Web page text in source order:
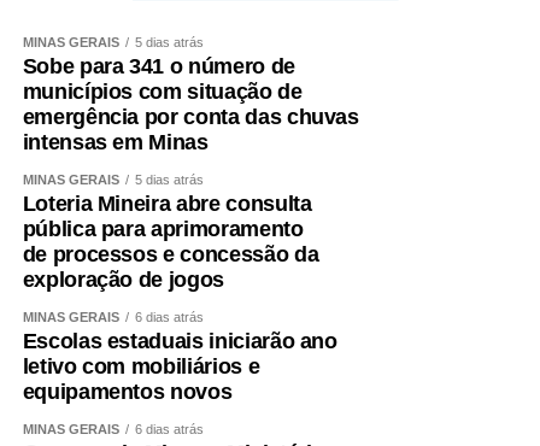
Rua Guaicuí, 700 – Luxemburgo
Rua Viçosa, 572 – São Pedro
Rua Turquesa, 721 – Prado
Av. Nossa Sra. do Carmo, 1900 – Sion
Av. Raja Gabáglia, 3600 – Estoril
Av. Prof. Mário Werneck, 1.500 – Buritis
Av. Santa Rosa, 846 – Pampulha
Av. Tancredo Neves, 2700 – Castelo
Av. Cristiano Machado, 2130 – Cidade Nova
MINAS GERAIS 5 dias atrás
Sobe para 341 o número de
municípios com situação de
emergência por conta das chuvas
intensas em Minas
MINAS GERAIS 5 dias atrás
Loteria Mineira abre consulta
pública para aprimoramento
de processos e concessão da
exploração de jogos
MINAS GERAIS 6 dias atrás
Escolas estaduais iniciarão ano
letivo com mobiliários e
equipamentos novos
MINAS GERAIS 6 dias atrás